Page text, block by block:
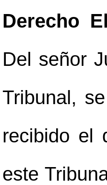
Derecho
Del señor
Tribunal,
recibido el
este